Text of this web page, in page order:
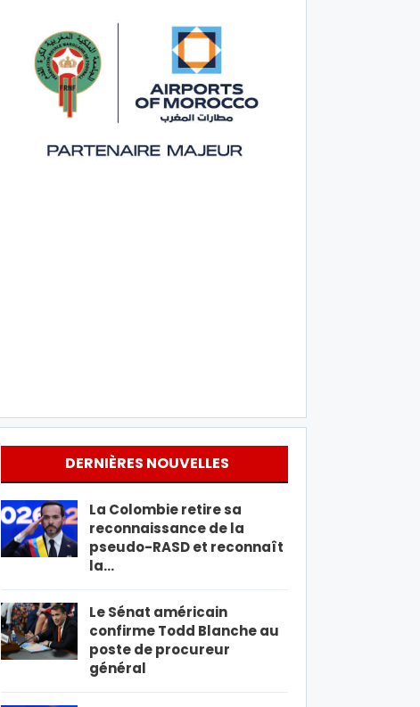
DERNIÈRES NOUVELLES
La Colombie retire sa
reconnaissance de la
pseudo-RASD et reconnaît
la…
Le Sénat américain
confirme Todd Blanche au
poste de procureur
général